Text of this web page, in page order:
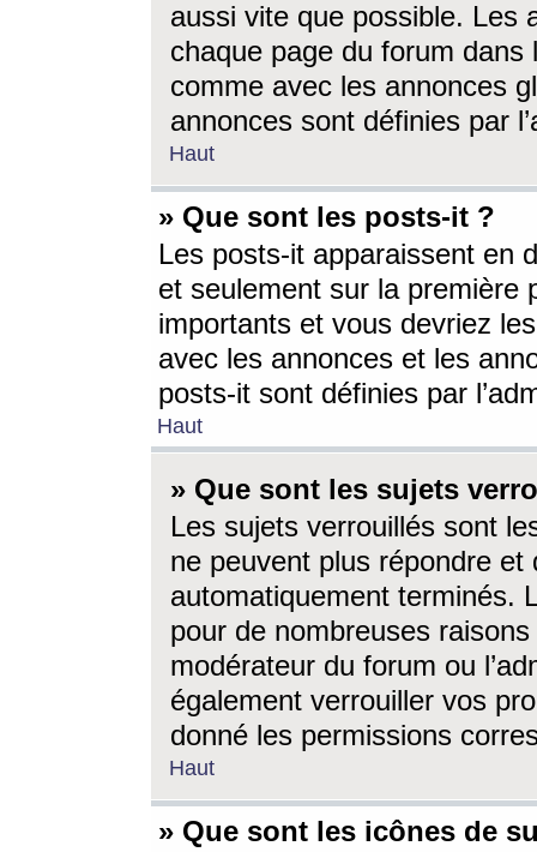
aussi vite que possible. Les
chaque page du forum dans
comme avec les annonces
annonces sont définies par
Haut
» Que sont les posts-it ?
Les posts-it apparaissent en
et seulement sur la première
importants et vous devriez
avec les annonces et les
posts-it sont définies par
Haut
» Que sont les sujets
Les sujets verrouillés sont
ne peuvent plus répondre
automatiquement terminés.
pour de nombreuses
modérateur du forum ou
également verrouiller vos
donné les permissions
Haut
» Que sont les icônes de